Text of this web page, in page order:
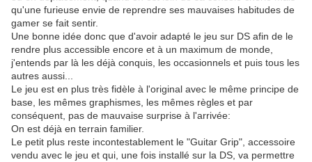
qu'une furieuse envie de reprendre ses mauvaises habitudes de
gamer se fait sentir.
Une bonne idée donc que d'avoir adapté le jeu sur DS afin de le
rendre plus accessible encore et à un maximum de monde,
j'entends par là les déjà conquis, les occasionnels et puis tous les
autres aussi...
Le jeu est en plus très fidèle à l'original avec le même principe de
base, les mêmes graphismes, les mêmes règles et par
conséquent, pas de mauvaise surprise à l'arrivée:
On est déjà en terrain familier.
Le petit plus reste incontestablement le "Guitar Grip", accessoire
vendu avec le jeu et qui, une fois installé sur la DS, va permettre